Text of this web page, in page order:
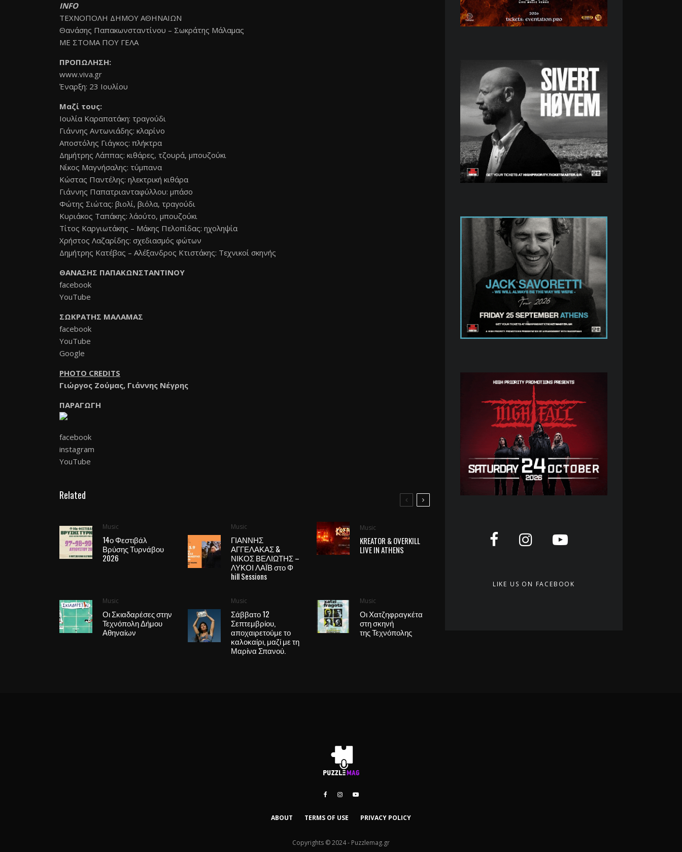
INFO
ΤΕΧΝΟΠΟΛΗ ΔΗΜΟΥ ΑΘΗΝΑΙΩΝ
Θανάσης Παπακωνσταντίνου – Σωκράτης Μάλαμας
ΜΕ ΣΤΟΜΑ ΠΟΥ ΓΕΛΑ
ΠΡΟΠΩΛΗΣΗ:
www.viva.gr
Έναρξη: 23 Ιουλίου
Μαζί τους:
Ιουλία Καραπατάκη: τραγούδι
Γιάννης Αντωνιάδης: κλαρίνο
Αποστόλης Γιάγκος: πλήκτρα
Δημήτρης Λάππας: κιθάρες, τζουρά, μπουζούκι
Νίκος Μαγνήσαλης: τύμπανα
Κώστας Παντέλης: ηλεκτρική κιθάρα
Γιάννης Παπατριανταφύλλου: μπάσο
Φώτης Σιώτας: βιολί, βιόλα, τραγούδι
Κυριάκος Ταπάκης: λάούτο, μπουζούκι
Τίτος Καργιωτάκης – Μάκης Πελοπίδας: ηχοληψία
Χρήστος Λαζαρίδης: σχεδιασμός φώτων
Δημήτρης Κατέβας – Αλέξανδρος Κτιστάκης: Τεχνικοί σκηνής
ΘΑΝΑΣΗΣ ΠΑΠΑΚΩΝΣΤΑΝΤΙΝΟΥ
facebook
YouTube
ΣΩΚΡΑΤΗΣ ΜΑΛΑΜΑΣ
facebook
YouTube
Google
PHOTO CREDITS
Γιώργος Ζούμας, Γιάννης Νέγρης
ΠΑΡΑΓΩΓΗ
facebook
instagram
YouTube
Related
Music
14ο Φεστιβάλ
Βρύσης Τυρνάβου
2026
Music
ΓΙΑΝΝΗΣ
ΑΓΓΕΛΑΚΑΣ &
ΝΙΚΟΣ ΒΕΛΙΩΤΗΣ –
ΛΥΚΟΙ ΛΑΪΒ στο Φ
hill Sessions
Music
KREATOR & OVERKILL
LIVE IN ATHENS
Music
Οι Σκιαδαρέσες στην
Τεχνόπολη Δήμου
Αθηναίων
Music
Σάββατο 12
Σεπτεμβρίου,
αποχαιρετούμε το
καλοκαίρι, μαζί με τη
Μαρίνα Σπανού.
Music
Οι Χατζηφραγκέτα
στη σκηνή
της Τεχνόπολης
LIKE US ON FACEBOOK
ABOUT TERMS OF USE PRIVACY POLICY
Copyrights © 2024 - Puzzlemag.gr